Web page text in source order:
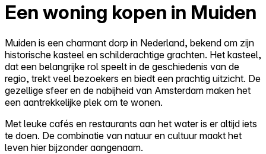
Een woning kopen in Muiden
Muiden is een charmant dorp in Nederland, bekend om zijn
historische kasteel en schilderachtige grachten. Het kasteel,
dat een belangrijke rol speelt in de geschiedenis van de
regio, trekt veel bezoekers en biedt een prachtig uitzicht. De
gezellige sfeer en de nabijheid van Amsterdam maken het
een aantrekkelijke plek om te wonen.
Met leuke cafés en restaurants aan het water is er altijd iets
te doen. De combinatie van natuur en cultuur maakt het
leven hier bijzonder aangenaam.